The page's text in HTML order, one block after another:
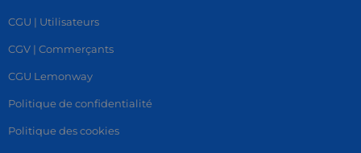
CGU | Utilisateurs
CGV | Commerçants
CGU Lemonway
Politique de confidentialité
Politique des cookies